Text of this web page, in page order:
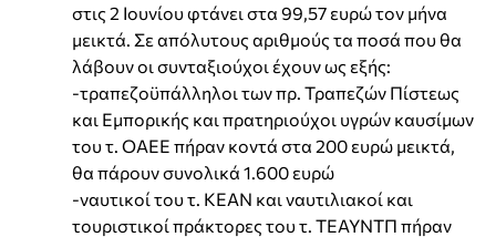
στις 2 Ιουνίου φτάνει στα 99,57 ευρώ τον μήνα
μεικτά. Σε απόλυτους αριθμούς τα ποσά που θα
λάβουν οι συνταξιούχοι έχουν ως εξής:
-τραπεζοϋπάλληλοι των πρ. Τραπεζών Πίστεως
και Εμπορικής και πρατηριούχοι υγρών καυσίμων
του τ. ΟΑΕΕ πήραν κοντά στα 200 ευρώ μεικτά,
θα πάρουν συνολικά 1.600 ευρώ
-ναυτικοί του τ. ΚΕΑΝ και ναυτιλιακοί και
τουριστικοί πράκτορες του τ. ΤΕΑΥΝΤΠ πήραν